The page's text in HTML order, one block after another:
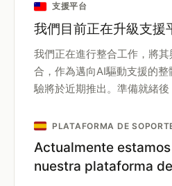
支援平台
我們目前正在升級支援
我們正在進行整合工作，將
合，作為邁向AI驅動支援的
驗將於近期推出。準備就緒後
PLATAFORMA DE
Actualmente
nuestra plataforma